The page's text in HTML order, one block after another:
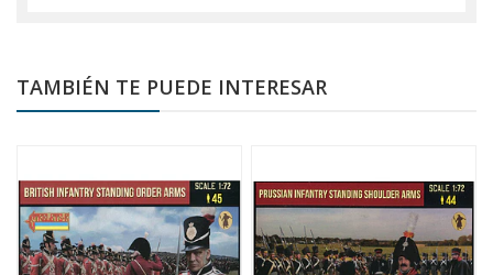
TAMBIÉN TE PUEDE INTERESAR